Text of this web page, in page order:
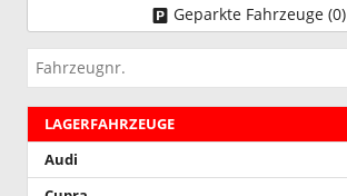
Geparkte Fahrzeuge (0)
Fahrzeugnr.
LAGERFAHRZEUGE
Audi